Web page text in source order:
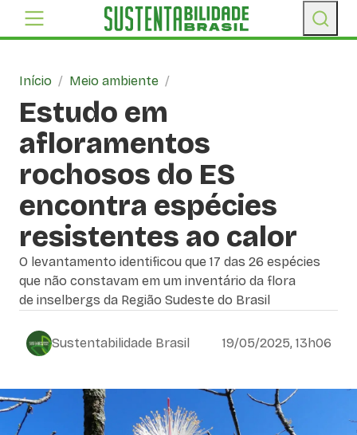
Início / Meio ambiente /
Estudo em
afloramentos
rochosos do ES
encontra espécies
resistentes ao calor
O levantamento identificou que 17 das 26 espécies
que não constavam em um inventário da flora
de inselbergs da Região Sudeste do Brasil
Sustentabilidade Brasil 19/05/2025, 13h06